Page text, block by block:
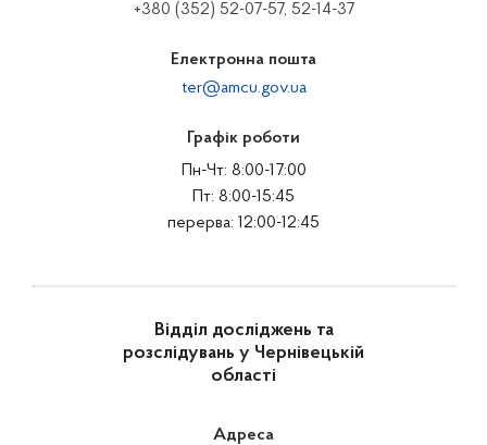
+380 (352) 52-07-57, 52-14-37
Електронна пошта
ter@amcu.gov.ua
Графік роботи
Пн-Чт: 8:00-17:00
Пт: 8:00-15:45
перерва: 12:00-12:45
Відділ досліджень та
розслідувань у Чернівецькій
області
Адреса